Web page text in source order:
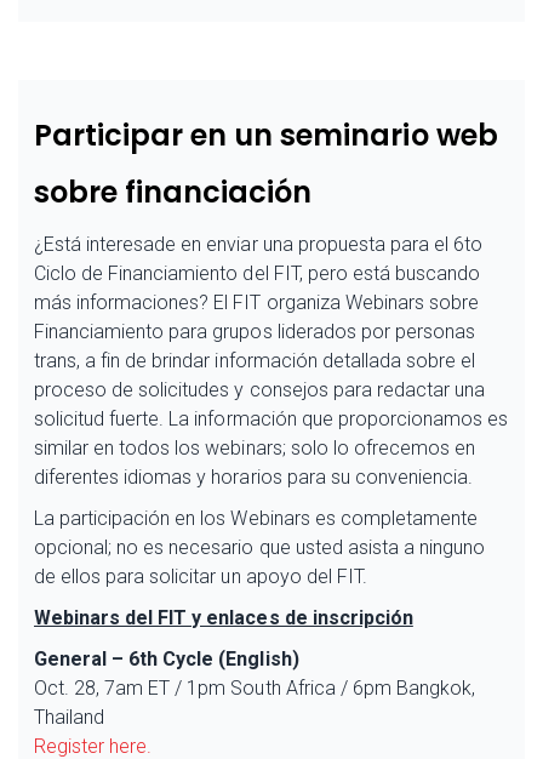
Participar en un seminario web
sobre financiación
¿Está interesade en enviar una propuesta para el 6to
Ciclo de Financiamiento del FIT, pero está buscando
más informaciones? El FIT organiza Webinars sobre
Financiamiento para grupos liderados por personas
trans, a fin de brindar información detallada sobre el
proceso de solicitudes y consejos para redactar una
solicitud fuerte. La información que proporcionamos es
similar en todos los webinars; solo lo ofrecemos en
diferentes idiomas y horarios para su conveniencia.
La participación en los Webinars es completamente
opcional; no es necesario que usted asista a ninguno
de ellos para solicitar un apoyo del FIT.
Webinars del FIT y enlaces de inscripción
General – 6th Cycle (English)
Oct. 28, 7am ET / 1pm South Africa / 6pm Bangkok,
Thailand
Register here.